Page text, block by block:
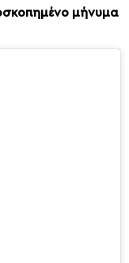
μήνυμα